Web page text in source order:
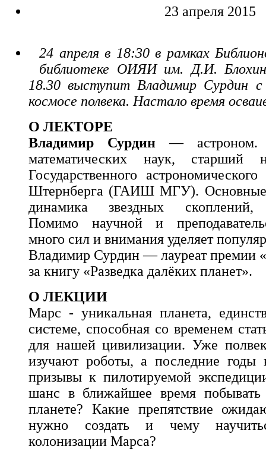
23 апреля 2015
24 апреля в 18:30 в рамках
библиотеке ОИЯИ им. Д.И.
18.30 выступит Владимир Сурдин с
космосе полвека. Настало время
О ЛЕКТОРЕ
Владимир Сурдин — астроном.
математических наук, старший
Государственного
Штернберга (ГАИШ МГУ). Основные
динамика звездных скоплений,
Помимо научной и
много сил и внимания уделяет
Владимир Сурдин — лауреат премии
за книгу «Разведка далёких планет».
О ЛЕКЦИИ
Марс - уникальная планета,
системе, способная со временем
для нашей цивилизации. Уже
изучают роботы, а последние годы
призывы к пилотируемой
шанс в ближайшее время
планете? Какие препятствие
нужно создать и чему
колонизации Марса?